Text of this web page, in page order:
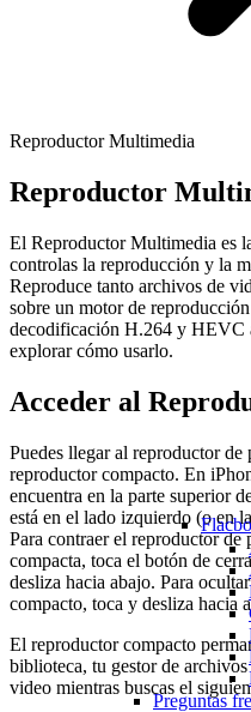
Preguntas
Reproductor Multimedia
Reproductor
El Reproductor Multimedia es
controlas la reproducción y la
Reproduce tanto archivos de
sobre un motor de
decodificación H.264 y HEVC
explorar cómo usarlo.
Acceder al
Puedes llegar al reproductor de
reproductor compacto. En
encuentra en la parte superior
está en el lado izquierdo (o en
Para contraer el reproductor de
compacta, toca el botón de
desliza hacia abajo. Para
compacto, toca y desliza hacia
El reproductor compacto
biblioteca, tu gestor de
video mientras buscas el